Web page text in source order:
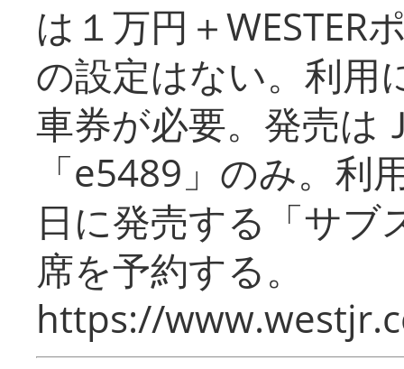
は１万円＋WESTER
の設定はない。利用
車券が必要。発売は
「e5489」のみ。利
日に発売する「サブ
席を予約する。
https://